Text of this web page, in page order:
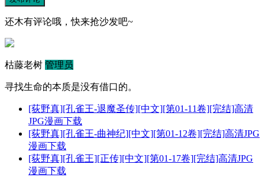
还木有评论哦，快来抢沙发吧~
枯藤老树 管理员
寻找生命的本质是没有借口的。
[荻野真][孔雀王-退魔圣传][中文][第01-11卷][完结]高清
JPG漫画下载
[荻野真][孔雀王-曲神纪][中文][第01-12卷][完结]高清JPG
漫画下载
[荻野真][孔雀王][正传][中文][第01-17卷][完结]高清JPG
漫画下载